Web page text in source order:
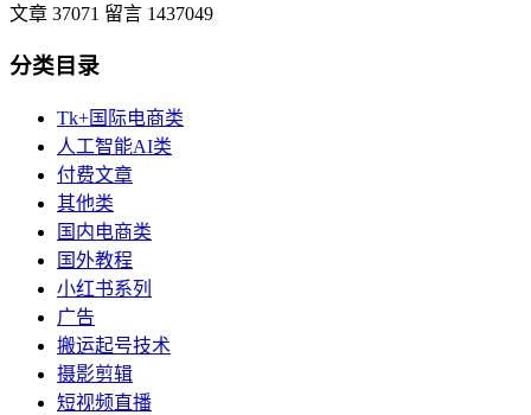
文章 37071 留言 1437049
分类目录
Tk+国际电商类
人工智能AI类
付费文章
其他类
国内电商类
国外教程
小红书系列
广告
搬运起号技术
摄影剪辑
短视频直播